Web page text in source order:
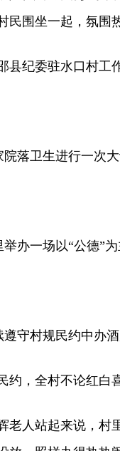
民围坐一起，氛围
纪委驻水口村工作
卫生进行一次大
一场以“公德”为
村规民约中办酒
，全村不论红白喜
人站起来说，村